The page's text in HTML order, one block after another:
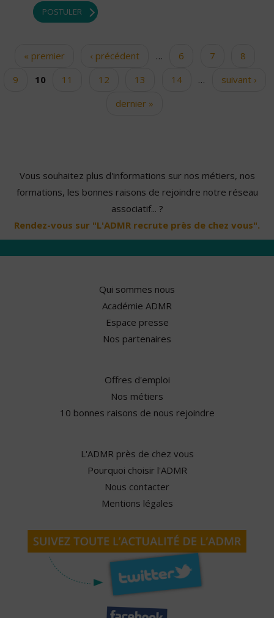
POSTULER
Pages« premier ‹ précédent … 6 7
8
9
10 11 12 13 14 …
suivant ›
dernier »
Vous souhaitez plus d'informations sur nos métiers, nos
formations, les bonnes raisons de rejoindre notre réseau
associatif... ?
Rendez-vous sur "L'ADMR recrute près de chez vous".
Qui sommes nous
Académie ADMR
Espace presse
Nos partenaires
Offres d'emploi
Nos métiers
10 bonnes raisons de nous rejoindre
L'ADMR près de chez vous
Pourquoi choisir l'ADMR
Nous contacter
Mentions légales